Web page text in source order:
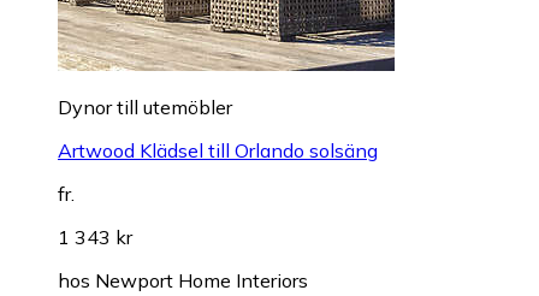
Dynor till utemöbler
Artwood Klädsel till Orlando solsäng
fr.
1 343 kr
hos Newport Home Interiors